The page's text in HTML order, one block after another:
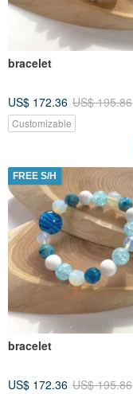
bracelet
US$ 172.36 US$ 195.86
Customizable
FREE S/H
bracelet
US$ 172.36 US$ 195.86